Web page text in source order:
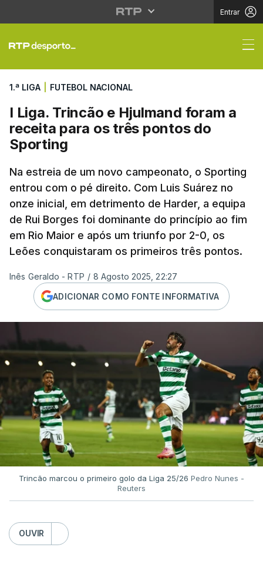
Entrar
I Liga. Trincão e
1.ª LIGA FUTEBOL NACIONAL
I Liga. Trincão e Hjulmand foram a
receita para os três pontos do
Sporting
Na estreia de um novo campeonato, o Sporting
entrou com o pé direito. Com Luis Suárez no
onze inicial, em detrimento de Harder, a equipa
de Rui Borges foi dominante do princípio ao fim
em Rio Maior e após um triunfo por 2-0, os
Leões conquistaram os primeiros três pontos.
Inês Geraldo - RTP / 8 Agosto 2025, 22:27
ADICIONAR COMO FONTE INFORMATIVA
Trincão marcou o primeiro golo da Liga 25/26 Pedro Nunes -
Reuters
OUVIR